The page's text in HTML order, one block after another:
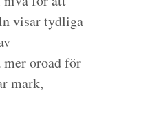
visar tydliga
mer oroad för
mark,